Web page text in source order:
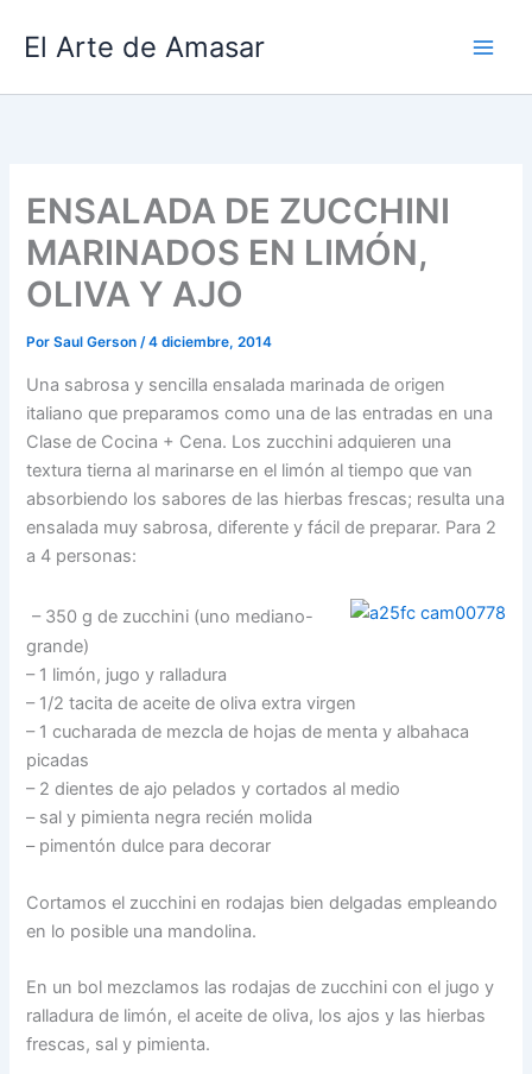
El Arte de Amasar
ENSALADA DE ZUCCHINI
MARINADOS EN LIMÓN,
OLIVA Y AJO
PorSaul Gerson/4 diciembre, 2014
Una sabrosa y sencilla ensalada marinada de origen
italiano que preparamos como una de las entradas en una
Clase de Cocina + Cena. Los zucchini adquieren una
textura tierna al marinarse en el limón al tiempo que van
absorbiendo los sabores de las hierbas frescas; resulta una
ensalada muy sabrosa, diferente y fácil de preparar. Para 2
a 4 personas:
– 350 g de zucchini (uno mediano-
grande)
– 1 limón, jugo y ralladura
– 1/2 tacita de aceite de oliva extra virgen
– 1 cucharada de mezcla de hojas de menta y albahaca
picadas
– 2 dientes de ajo pelados y cortados al medio
– sal y pimienta negra recién molida
– pimentón dulce para decorar
Cortamos el zucchini en rodajas bien delgadas empleando
en lo posible una mandolina.
En un bol mezclamos las rodajas de zucchini con el jugo y
ralladura de limón, el aceite de oliva, los ajos y las hierbas
frescas, sal y pimienta.